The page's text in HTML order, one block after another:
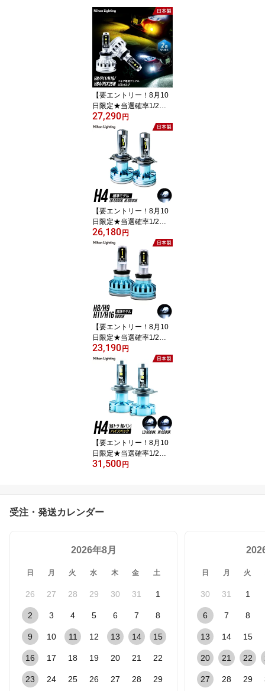
【要エントリー！8月10
日限定★当選確率1/2最
大100%ポイントバック
チャンス】【2年保証】
カラーチェンジ LED 2色
切り替え H8 / H11 / H16 /
HB4 / PSX26W 日本製 車
検対応 6000K ホワイト
(3800lm) 2800K イエロ
ー (3200lm) 日本ライテ
ィング
27,290 円
【要エントリー！8月10
日限定★当選確率1/2最
大100%ポイントバック
チャンス】【2年保証】L
EDヘッドライト H4 標準
モデル 日本製 車検対応 6
000K Lo:4500lm Hi:5000
lm 日本ライティング 12
V専用
26,180 円
【要エントリー！8月10
日限定★当選確率1/2最
大100%ポイントバック
チャンス】【2年保証】L
EDヘッドライト H8 / H9
/ H11 / H16 標準モデル
日本製 車検対応 6000K 5
000lm(6000K) 日本ライ
ティング
23,190 円
【要エントリー！8月10
日限定★当選確率1/2最
大100%ポイントバック
軽トラ 専用 日本製 Lo:50
00lm(6000K) Hi:7000lm
ティング 12V専用
31,500 円
受注・発送カレンダー
2026年8月
日 月 火 水 木 金 土
26 27 28 29 30 31 1
2 3 4 5 6 7 8
9 10 11 12 13 14 15
16 17 18 19 20 21 22
23 24 25 26 27 28 29
日 月 火
30 31 1
6 7 8
13 14 15
20 21 22
27 28 29